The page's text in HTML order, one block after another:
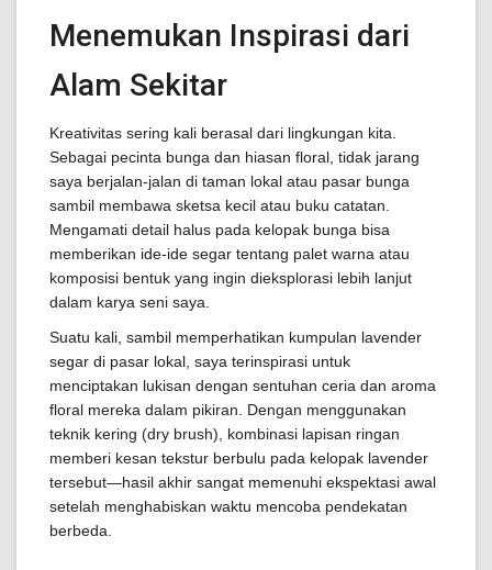
Menemukan Inspirasi dari
Alam Sekitar
Kreativitas sering kali berasal dari lingkungan kita.
Sebagai pecinta bunga dan hiasan floral, tidak jarang
saya berjalan-jalan di taman lokal atau pasar bunga
sambil membawa sketsa kecil atau buku catatan.
Mengamati detail halus pada kelopak bunga bisa
memberikan ide-ide segar tentang palet warna atau
komposisi bentuk yang ingin dieksplorasi lebih lanjut
dalam karya seni saya.
Suatu kali, sambil memperhatikan kumpulan lavender
segar di pasar lokal, saya terinspirasi untuk
menciptakan lukisan dengan sentuhan ceria dan aroma
floral mereka dalam pikiran. Dengan menggunakan
teknik kering (dry brush), kombinasi lapisan ringan
memberi kesan tekstur berbulu pada kelopak lavender
tersebut—hasil akhir sangat memenuhi ekspektasi awal
setelah menghabiskan waktu mencoba pendekatan
berbeda.